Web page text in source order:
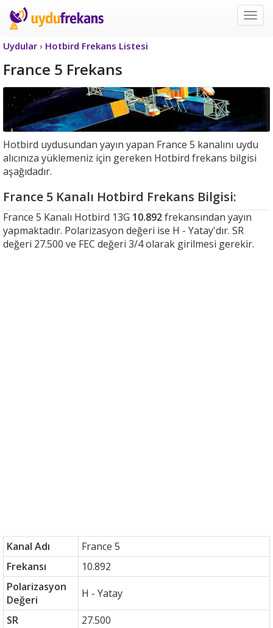
Uydu
Uydular › Hotbird Frekans Listesi
France 5 Frekans
Hotbird uydusundan yayın yapan France 5 kanalını uydu
alıcınıza yüklemeniz için gereken Hotbird frekans bilgisi
aşağıdadır.
France 5 Kanalı Hotbird Frekans Bilgisi:
France 5 Kanalı Hotbird 13G 10.892frekansından yayın
yapmaktadır. Polarizasyon değeri ise H - Yatay'dır. SR
değeri 27.500 ve FEC değeri 3/4 olarak girilmesi gerekir.
Kanal Adı
France 5
Frekansı
10.892
Polarizasyon
Değeri
H - Yatay
SR
27.500